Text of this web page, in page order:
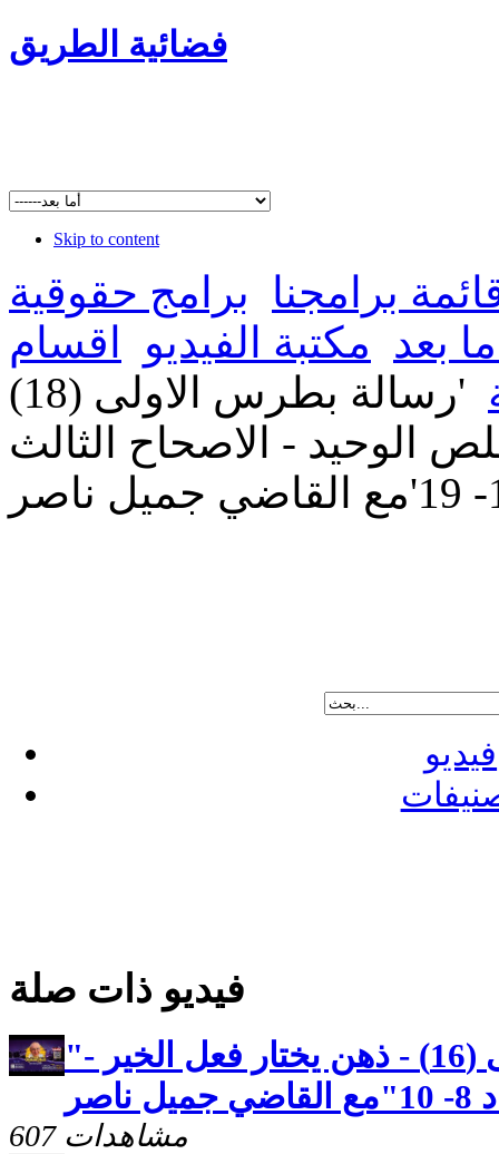
فضائية الطريق
Skip to content
برامجنا
برامج حقوقية
بعد مكتبة الفيديو
اقسام
'رسالة بطرس الاولى (18)
الوحيد - الاصحاح الثالث
فيديو
فيديو ذات صلة
"رسالة بطرس الاولى (16) - ذهن يختار فعل الخير -
607 مشاهدات